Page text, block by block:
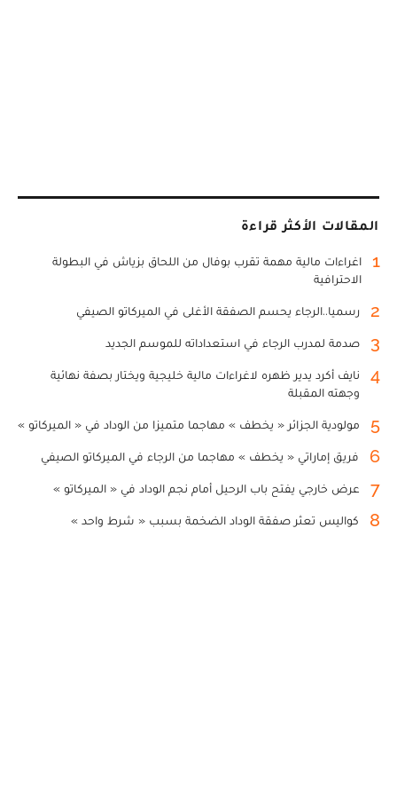
المقالات الأكثر قراءة
1
اغراءات مالية مهمة تقرب بوفال من اللحاق بزياش في البطولة
الاحترافية
2 رسميا..الرجاء يحسم الصفقة الأغلى في الميركاتو الصيفي
3 صدمة لمدرب الرجاء في استعداداته للموسم الجديد
4
نايف أكرد يدير ظهره لاغراءات مالية خليجية ويختار بصفة نهائية
وجهته المقبلة
5 مولودية الجزائر « يخطف » مهاجما متميزا من الوداد في « الميركاتو »
6 فريق إماراتي « يخطف » مهاجما من الرجاء في الميركاتو الصيفي
7 عرض خارجي يفتح باب الرحيل أمام نجم الوداد في « الميركاتو »
8 كواليس تعثر صفقة الوداد الضخمة بسبب « شرط واحد »